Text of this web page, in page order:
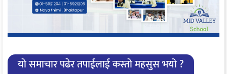
यो समाचार पढेर तपाईलाई कस्तो महसुस भयो ?